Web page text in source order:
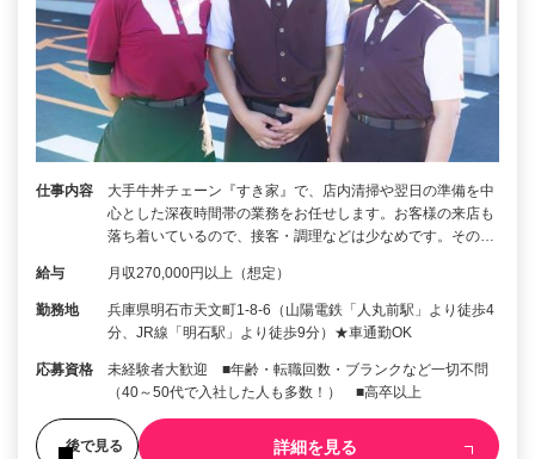
仕事内容
大手牛丼チェーン『すき家』で、店内清掃や翌日の準備を中
心とした深夜時間帯の業務をお任せします。お客様の来店も
落ち着いているので、接客・調理などは少なめです。その…
給与 月収270,000円以上（想定）
勤務地
兵庫県明石市天文町1-8-6（山陽電鉄「人丸前駅」より徒歩4
分、JR線「明石駅」より徒歩9分）★車通勤OK
応募資格
未経験者大歓迎 ■年齢・転職回数・ブランクなど一切不問
（40～50代で入社した人も多数！） ■高卒以上
後で見る 詳細を見る